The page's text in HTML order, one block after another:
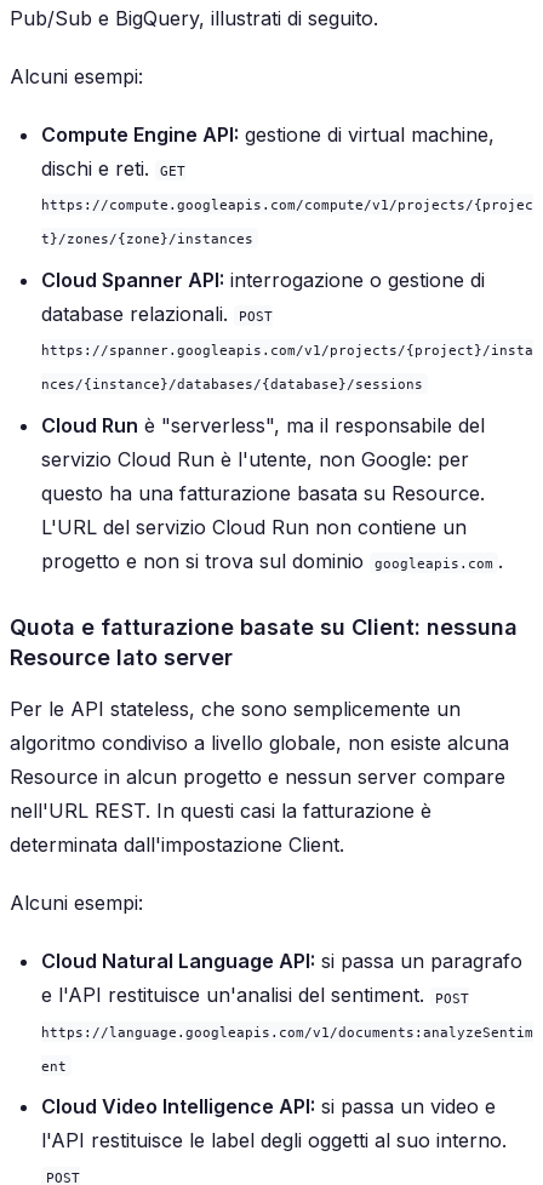
Pub/Sub e BigQuery, illustrati di seguito.
Alcuni esempi:
Compute Engine API: gestione di virtual machine,
dischi e reti.
GET
https://compute.googleapis.com/compute/v1/projects/{projec
t}/zones/{zone}/instances
Cloud Spanner API: interrogazione o gestione di
database relazionali.
POST
https://spanner.googleapis.com/v1/projects/{project}/insta
nces/{instance}/databases/{database}/sessions
Cloud Run è "serverless", ma il responsabile del
servizio Cloud Run è l'utente, non Google: per
questo ha una fatturazione basata su Resource.
L'URL del servizio Cloud Run non contiene un
progetto e non si trova sul dominio
googleapis.com .
Quota e fatturazione basate su Client: nessuna
Resource lato server
Per le API stateless, che sono semplicemente un
algoritmo condiviso a livello globale, non esiste alcuna
Resource in alcun progetto e nessun server compare
nell'URL REST. In questi casi la fatturazione è
determinata dall'impostazione Client.
Alcuni esempi:
Cloud Natural Language API: si passa un paragrafo
e l'API restituisce un'analisi del sentiment.
POST
https://language.googleapis.com/v1/documents:analyzeSentim
ent
Cloud Video Intelligence API: si passa un video e
l'API restituisce le label degli oggetti al suo interno.
POST